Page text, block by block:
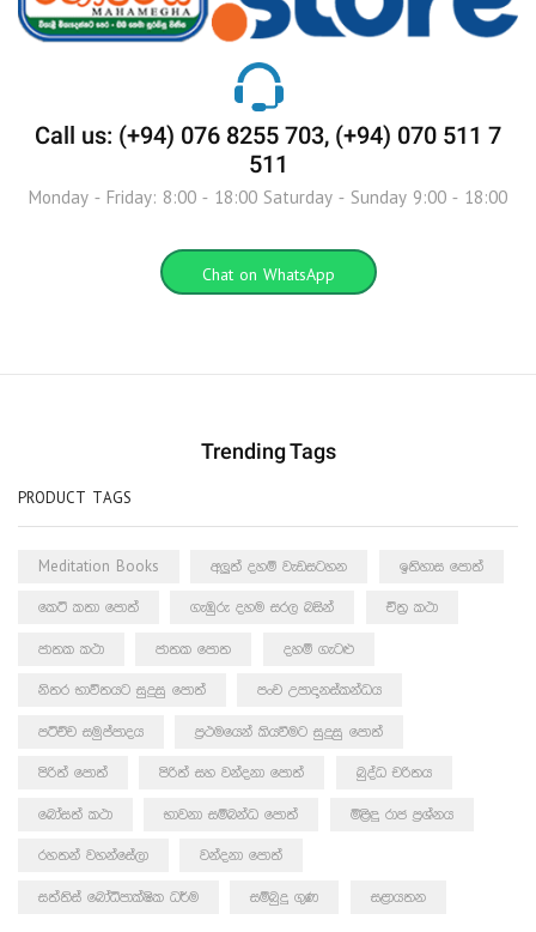
Call us: (+94) 076 8255 703, (+94) 070 511 7
511
Monday - Friday: 8:00 - 18:00 Saturday - Sunday 9:00 - 18:00
Chat on WhatsApp
Trending Tags
PRODUCT TAGS
Meditation Books අලුත් දහම් වැඩසටහන ඉතිහාස පොත්
කෙටි කතා පොත් ගැඹුරු දහම සරල බසින් චිත්‍ර කථා
ජාතක කථා ජාතක පොත දහම් ගැටළු
නිතර භාවිතයට සුදුසු පොත් පංච උපාදානස්කන්ධය
පටිච්ච සමුප්පාදය ප්‍රථමයෙන් කියවීමට සුදුසු පොත්
පිරිත් පොත් පිරිත් සහ වන්දනා පොත් බුද්ධ චරිතය
බෝසත් කථා භාවනා සම්බන්ධ පොත් මිළිඳු රාජ ප්‍රශ්නය
රහතන් වහන්සේලා වන්දනා පොත්
සත්තිස් බෝධිපාක්ෂික ධර්ම සම්බුදු ගුණ සළායතන